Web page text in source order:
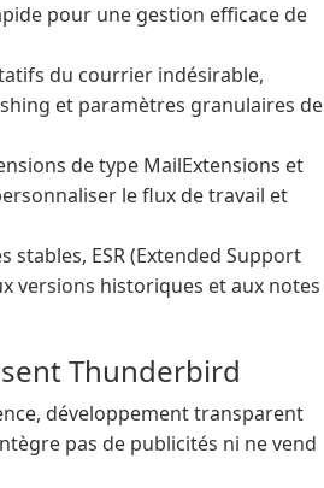
pour une gestion efficace de
du courrier indésirable,
et paramètres granulaires de
de type MailExtensions et
le flux de travail et
stables, ESR (Extended Support
versions historiques et aux notes
Thunderbird
développement transparent
pas de publicités ni ne vend